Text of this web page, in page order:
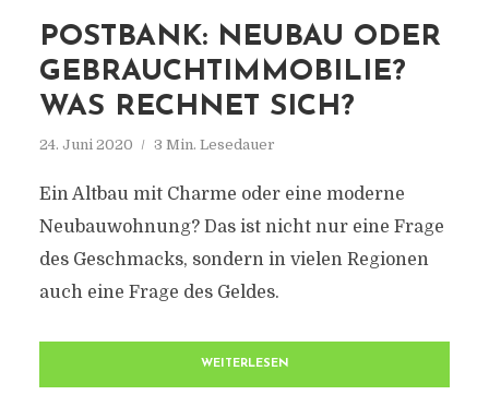
POSTBANK: NEUBAU ODER
GEBRAUCHTIMMOBILIE?
WAS RECHNET SICH?
24. Juni 2020 3 Min. Lesedauer
Ein Altbau mit Charme oder eine moderne
Neubauwohnung? Das ist nicht nur eine Frage
des Geschmacks, sondern in vielen Regionen
auch eine Frage des Geldes.
WEITERLESEN